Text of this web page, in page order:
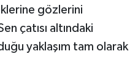
gözlerini
çatısı altındaki
yaklaşım tam olarak